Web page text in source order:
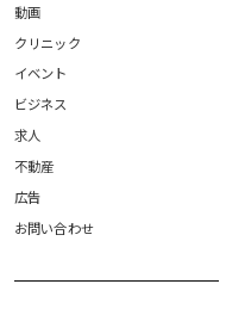
動画
クリニック
イベント
ビジネス
求人
不動産
広告
お問い合わせ